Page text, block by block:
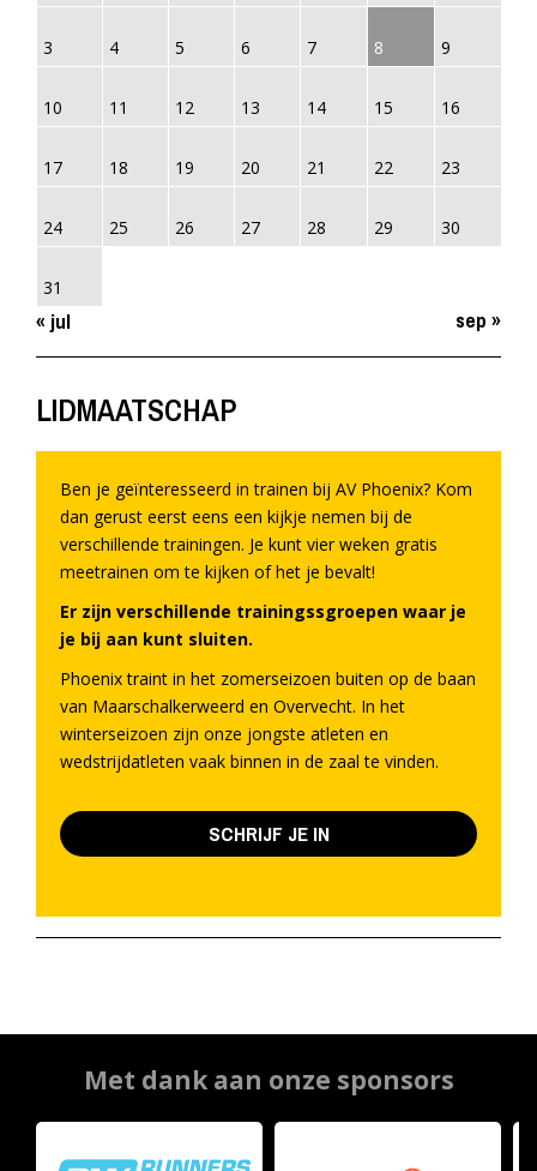
3 4 5 6 7 8 9
10 11 12 13 14 15 16
17 18 19 20 21 22 23
24 25 26 27 28 29 30
31
« jul sep »
LIDMAATSCHAP
Ben je geïnteresseerd in trainen bij AV Phoenix? Kom
dan gerust eerst eens een kijkje nemen bij de
verschillende trainingen. Je kunt vier weken gratis
meetrainen om te kijken of het je bevalt!
Er zijn verschillende trainingssgroepen waar je
je bij aan kunt sluiten.
Phoenix traint in het zomerseizoen buiten op de baan
van Maarschalkerweerd en Overvecht. In het
winterseizoen zijn onze jongste atleten en
wedstrijdatleten vaak binnen in de zaal te vinden.
SCHRIJF JE IN
Met dank aan onze sponsors